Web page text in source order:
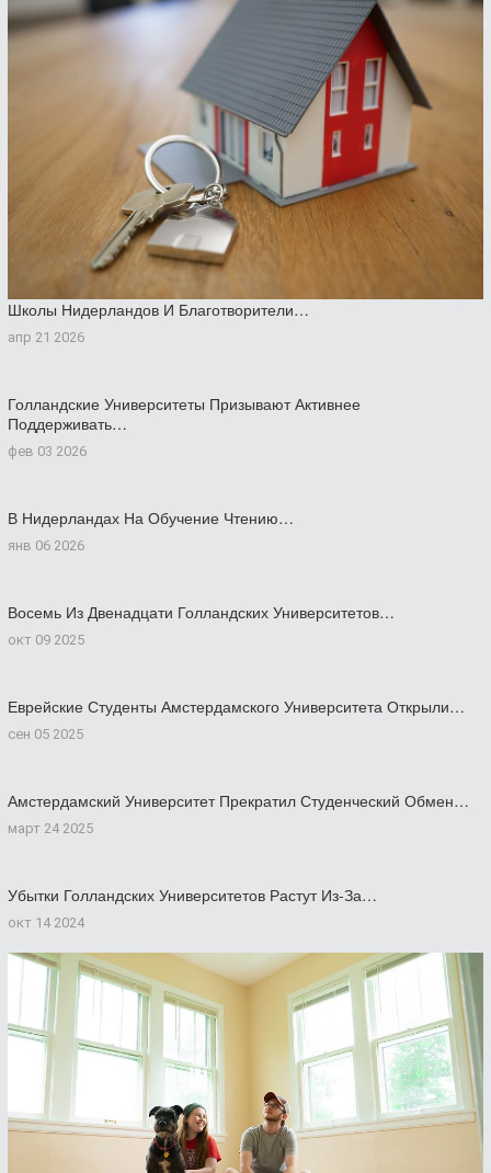
Школы Нидерландов И Благотворители…
апр 21 2026
Голландские Университеты Призывают Активнее
Поддерживать…
фев 03 2026
В Нидерландах На Обучение Чтению…
янв 06 2026
Восемь Из Двенадцати Голландских Университетов…
окт 09 2025
Еврейские Студенты Амстердамского Университета Открыли…
сен 05 2025
Амстердамский Университет Прекратил Студенческий Обмен…
март 24 2025
Убытки Голландских Университетов Растут Из-За…
окт 14 2024